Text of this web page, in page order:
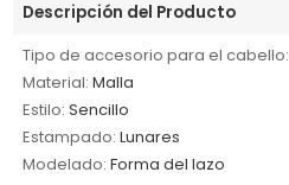
Descripción del Producto
Tipo de accesorio para el cabello:
Material: Malla
Estilo: Sencillo
Estampado: Lunares
Modelado: Forma del lazo